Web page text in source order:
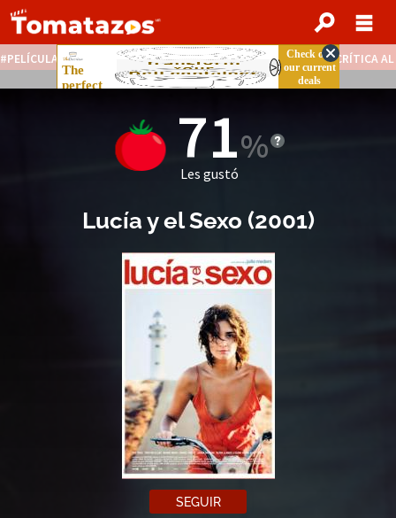
PELÍCULAS STREAMING GRATIS NOTICIAS DESTACADAS CRÍTICA
71
Les gustó
Lucía y el Sexo (2001)
SEGUIR